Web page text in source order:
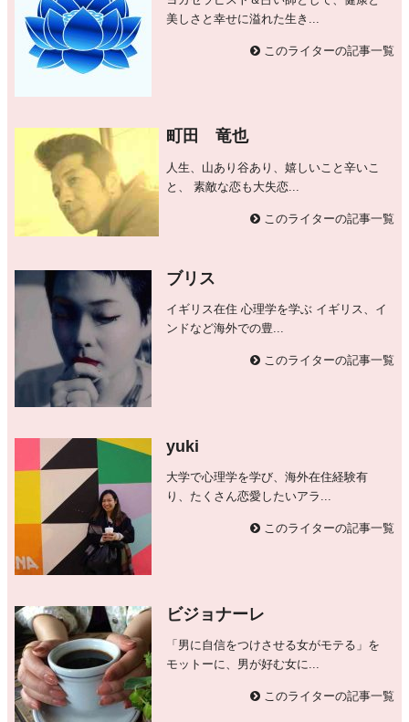
美しさと幸せに溢れた生き...
このライターの記事一覧
町田 竜也
人生、山あり谷あり、嬉しいこと辛いこ
と、 素敵な恋も大失恋...
このライターの記事一覧
ブリス
イギリス在住 心理学を学ぶ イギリス、イ
ンドなど海外での豊...
このライターの記事一覧
yuki
大学で心理学を学び、海外在住経験有
り、たくさん恋愛したいアラ...
このライターの記事一覧
ビジョナーレ
「男に自信をつけさせる女がモテる」を
モットーに、男が好む女に...
このライターの記事一覧